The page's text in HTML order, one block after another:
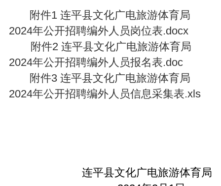
附件1 连平县文化广电旅游体育局
2024年公开招聘编外人员岗位表.docx
附件2 连平县文化广电旅游体育局
2024年公开招聘编外人员报名表.doc
附件3 连平县文化广电旅游体育局
2024年公开招聘编外人员信息采集表.xls
连平县文化广电旅游体育局